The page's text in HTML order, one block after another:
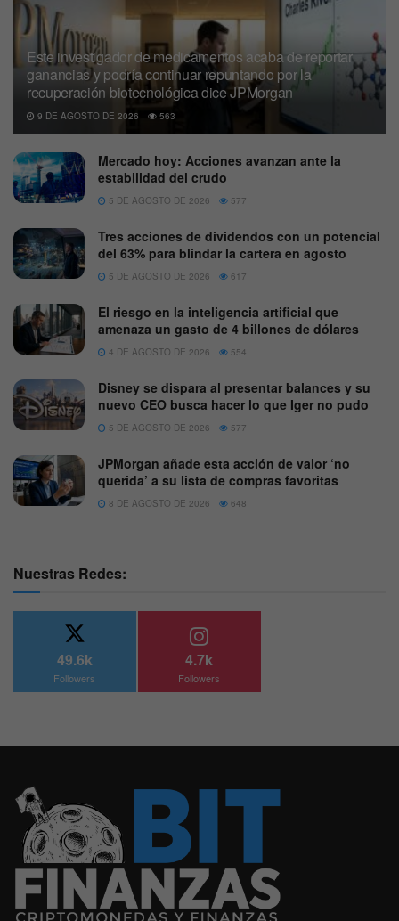
Este investigador de medicamentos acaba de reportar
ganancias y podría continuar repuntando por la
recuperación biotecnológica dice JPMorgan
9 DE AGOSTO DE 2026 563
Mercado hoy: Acciones avanzan ante la
estabilidad del crudo
5 DE AGOSTO DE 2026 577
Tres acciones de dividendos con un potencial
del 63% para blindar la cartera en agosto
5 DE AGOSTO DE 2026 617
El riesgo en la inteligencia artificial que
amenaza un gasto de 4 billones de dólares
4 DE AGOSTO DE 2026 554
Disney se dispara al presentar balances y su
nuevo CEO busca hacer lo que Iger no pudo
5 DE AGOSTO DE 2026 577
JPMorgan añade esta acción de valor ‘no
querida’ a su lista de compras favoritas
8 DE AGOSTO DE 2026 648
Nuestras Redes:
49.6k
Followers
4.7k
Followers